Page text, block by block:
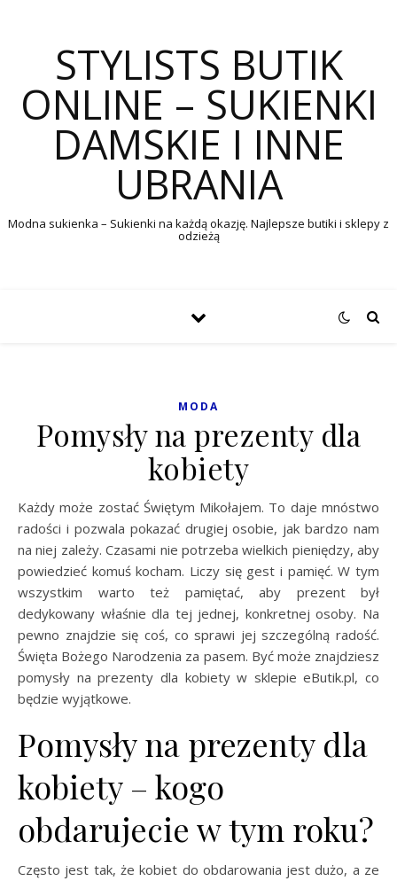
STYLISTS BUTIK
ONLINE – SUKIENKI
DAMSKIE I INNE
UBRANIA
Modna sukienka – Sukienki na każdą okazję. Najlepsze butiki i sklepy z
odzieżą
MODA
Pomysły na prezenty dla
kobiety
Każdy może zostać Świętym Mikołajem. To daje mnóstwo
radości i pozwala pokazać drugiej osobie, jak bardzo nam
na niej zależy. Czasami nie potrzeba wielkich pieniędzy, aby
powiedzieć komuś kocham. Liczy się gest i pamięć. W tym
wszystkim warto też pamiętać, aby prezent był
dedykowany właśnie dla tej jednej, konkretnej osoby. Na
pewno znajdzie się coś, co sprawi jej szczególną radość.
Święta Bożego Narodzenia za pasem. Być może znajdziesz
pomysły na prezenty dla kobiety w sklepie eButik.pl, co
będzie wyjątkowe.
Pomysły na prezenty dla
kobiety – kogo
obdarujecie w tym roku?
Często jest tak, że kobiet do obdarowania jest dużo, a ze